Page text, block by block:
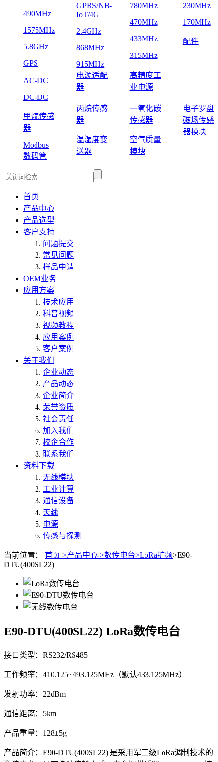
490MHz
1575MHz
5.8GHz
GPS
GPRS/NB-
IoT/4G
2.4GHz
868MHz
915MHz
780MHz
470MHz
433MHz
315MHz
230MHz
170MHz
配件
AC-DC
DC-DC
电源适配
器
高精度工
业电源
甲烷传感
器
Modbus
数码管
丙烷传感
器
温湿度变
送器
一氧化碳
传感器
空气质量
模块
电子罗盘
磁场传感
器模块
首页
产品中心
产品选型
客户支持
问题提交
常见问题
样品申请
OEM业务
应用方案
技术应用
科普视频
视频教程
应用案例
客户案例
关于我们
企业动态
产品动态
企业简介
荣誉资质
社会责任
加入我们
校企合作
联系我们
资料下载
无线模块
工业计算
通信设备
天线
电源
传感与探测
当前位置： 首页 >产品中心 >数传电台>LoRa扩频>E90-
DTU(400SL22)
E90-DTU(400SL22) LoRa数传电台
接口类型：RS232/RS485
工作频率：410.125~493.125MHz（默认433.125MHz）
发射功率：22dBm
通信距离：5km
产品重量：128±5g
产品简介：E90-DTU(400SL22) 是采用军工级LoRa调制技术的